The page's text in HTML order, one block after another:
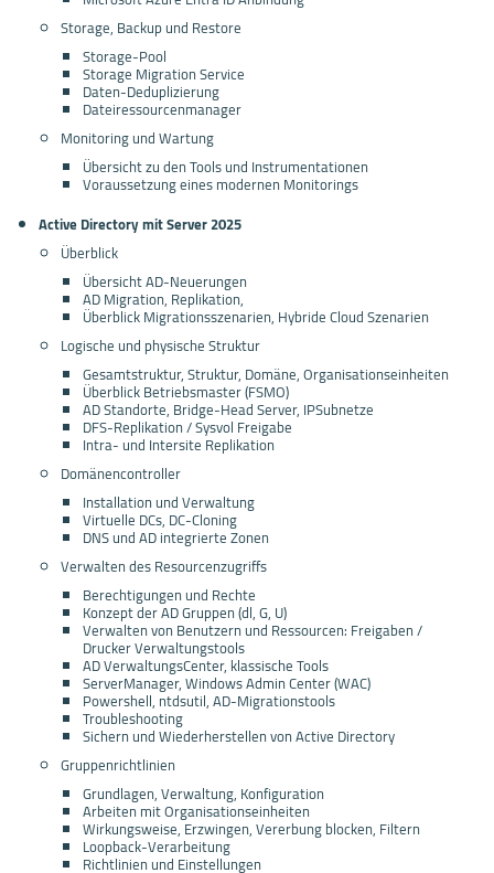
Storage, Backup und Restore
Storage-Pool
Storage Migration Service
Daten-Deduplizierung
Dateiressourcenmanager
Monitoring und Wartung
Übersicht zu den Tools und Instrumentationen
Voraussetzung eines modernen Monitorings
Active Directory mit Server 2025
Überblick
Übersicht AD-Neuerungen
AD Migration, Replikation,
Überblick Migrationsszenarien, Hybride Cloud Szenarien
Logische und physische Struktur
Gesamtstruktur, Struktur, Domäne, Organisationseinheiten
Überblick Betriebsmaster (FSMO)
AD Standorte, Bridge-Head Server, IPSubnetze
DFS-Replikation / Sysvol Freigabe
Intra- und Intersite Replikation
Domänencontroller
Installation und Verwaltung
Virtuelle DCs, DC-Cloning
DNS und AD integrierte Zonen
Verwalten des Resourcenzugriffs
Berechtigungen und Rechte
Konzept der AD Gruppen (dl, G, U)
Verwalten von Benutzern und Ressourcen: Freigaben /
Drucker Verwaltungstools
AD VerwaltungsCenter, klassische Tools
ServerManager, Windows Admin Center (WAC)
Powershell, ntdsutil, AD-Migrationstools
Troubleshooting
Sichern und Wiederherstellen von Active Directory
Gruppenrichtlinien
Grundlagen, Verwaltung, Konfiguration
Arbeiten mit Organisationseinheiten
Wirkungsweise, Erzwingen, Vererbung blocken, Filtern
Loopback-Verarbeitung
Richtlinien und Einstellungen